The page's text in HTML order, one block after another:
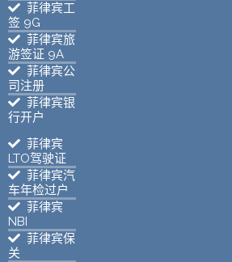
菲律宾工
签 9G
菲律宾旅
游签证 9A
菲律宾公
司注册
菲律宾银
行开户
菲律宾
LTO驾驶证
菲律宾汽
车年检过户
菲律宾
NBI
菲律宾保
关